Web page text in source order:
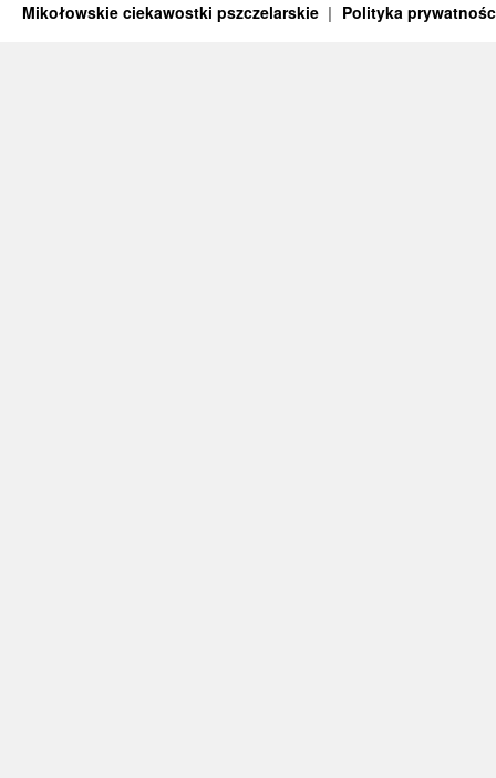
Mikołowskie ciekawostki pszczelarskie Polityka